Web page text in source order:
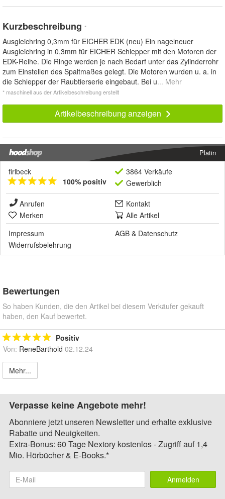
Kurzbeschreibung *
Ausgleichring 0,3mm für EICHER EDK (neu) Ein nagelneuer
Ausgleichring in 0,3mm für EICHER Schlepper mit den Motoren der
EDK-Reihe. Die Ringe werden je nach Bedarf unter das Zylinderrohr
zum Einstellen des Spaltmaßes gelegt. Die Motoren wurden u. a. in
die Schlepper der Raubtierserie eingebaut. Bei u... Mehr
* maschinell aus der Artikelbeschreibung erstellt
Artikelbeschreibung anzeigen
Platin
firlbeck
100% positiv
3864 Verkäufe
Gewerblich
Anrufen
Kontakt
Merken
Alle Artikel
Impressum
AGB & Datenschutz
Widerrufsbelehrung
Bewertungen
So haben Kunden, die den Artikel bei diesem Verkäufer gekauft
haben, den Kauf bewertet.
Positiv
Von: ReneBarthold 02.12.24
Mehr...
Verpasse keine Angebote mehr!
Abonniere jetzt unseren Newsletter und erhalte exklusive
Rabatte und Neuigkeiten.
Extra-Bonus: 60 Tage Nextory kostenlos - Zugriff auf 1,4
Mio. Hörbücher & E-Books.*
Anmelden